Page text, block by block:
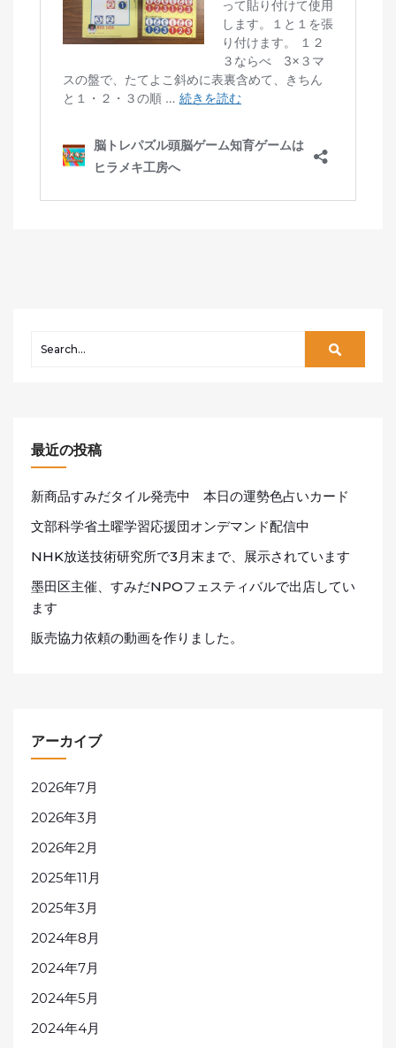
最近の投稿
新商品すみだタイル発売中 本日の運勢色占いカード
文部科学省土曜学習応援団オンデマンド配信中
NHK放送技術研究所で3月末まで、展示されています
墨田区主催、すみだNPOフェスティバルで出店してい
ます
販売協力依頼の動画を作りました。
アーカイブ
2026年7月
2026年3月
2026年2月
2025年11月
2025年3月
2024年8月
2024年7月
2024年5月
2024年4月